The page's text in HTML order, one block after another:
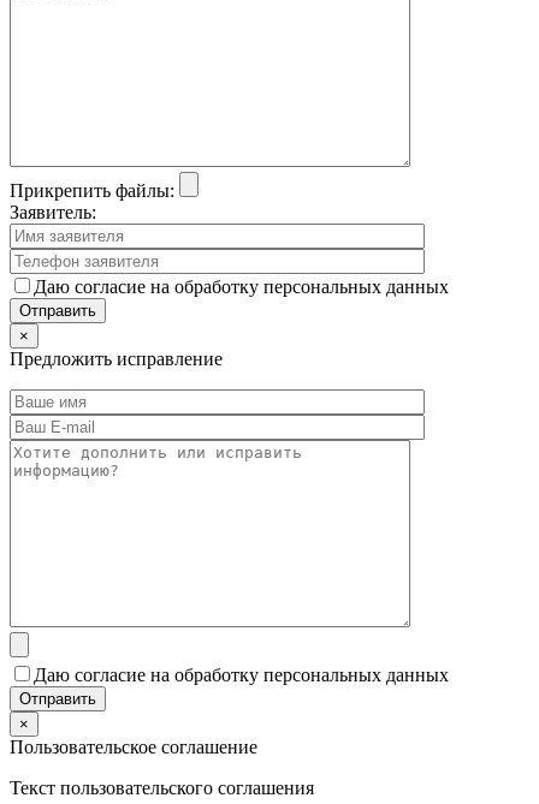
Прикрепить файлы:
Заявитель:
Даю согласие на обработку персональных данных
×
Предложить исправление
Даю согласие на обработку персональных данных
×
Пользовательское соглашение
Текст пользовательского соглашения